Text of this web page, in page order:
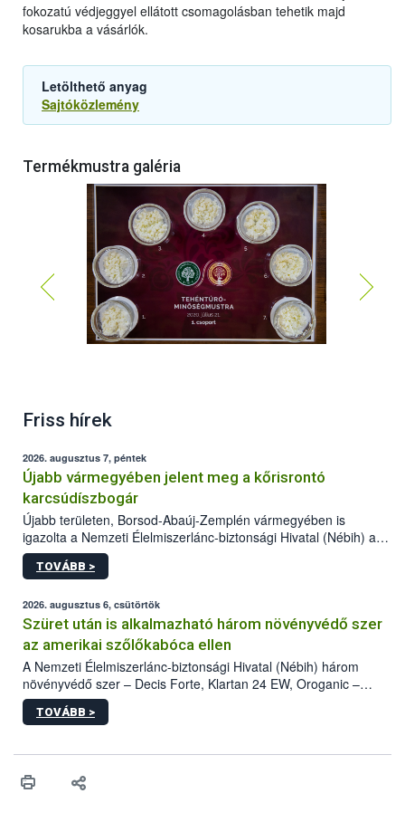
fokozatú védjeggyel ellátott csomagolásban tehetik majd
kosarukba a vásárlók.
Letölthető anyag
Sajtóközlemény
Termékmustra galéria
Friss hírek
2026. augusztus 7, péntek
Újabb vármegyében jelent meg a kőrisrontó
karcsúdíszbogár
Újabb területen, Borsod-Abaúj-Zemplén vármegyében is
igazolta a Nemzeti Élelmiszerlánc-biztonsági Hivatal (Nébih) a
kőrisrontó karcsúdíszbogár (Agrilus planipennis) jelenlétét. A
kártevőt nem csak színcsapdában találták meg, de már fertőzött
az intenzív felderítést, emellett az intézkedéseket a szlovák
hatósággal is összehangolják a terjedés megállítása érdekében.
TOVÁBB >
2026. augusztus 6, csütörtök
Szüret után is alkalmazható három növényvédő szer
az amerikai szőlőkabóca ellen
A Nemzeti Élelmiszerlánc-biztonsági Hivatal (Nébih) három
növényvédő szer – Decis Forte, Klartan 24 EW, Oroganic –
engedélyokiratát módosította, így azok a szüretet követően,
egészen a vesszőérettség (BBCH 91) stádiumáig
érésű szőlőkben is legyen lehetőség a károsító elleni további
felhasználók számára is elérhető és ökológiai termesztésben is
TOVÁBB >